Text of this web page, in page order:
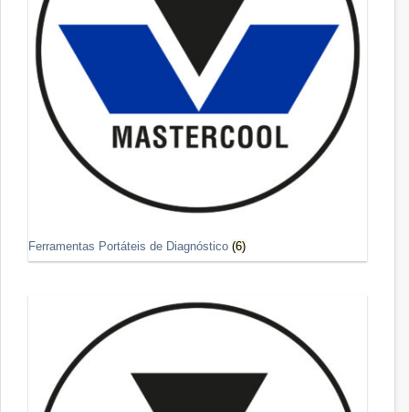
Ferramentas Portáteis de Diagnóstico (6)